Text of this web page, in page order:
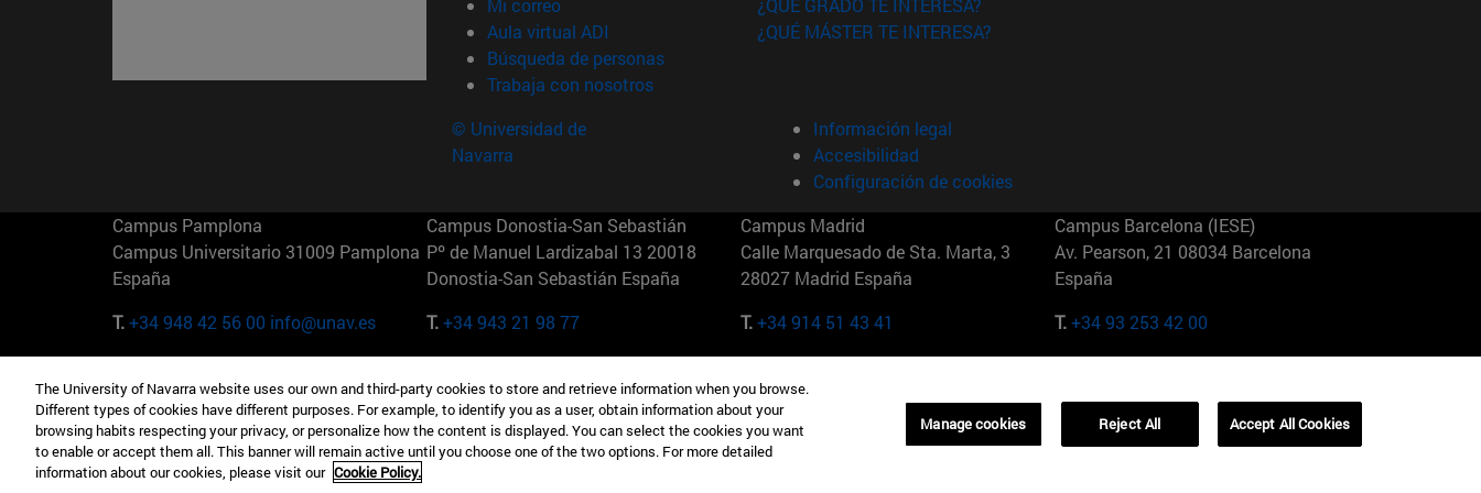
Mi correo
Aula virtual ADI (abre en nueva ventana)
Búsqueda de personas(abre en nueva ventana)
Trabaja con nosotros(abre en nueva ventana)
¿QUÉ GRADO TE INTERESA?
¿QUÉ MÁSTER TE INTERESA?
© Universidad de
Navarra
Información legal
Accesibilidad
Configuración de cookies
Campus Pamplona
Campus Universitario 31009 Pamplona
España
T.+34 948 42 56 00 info@unav.es
Campus Donostia-San Sebastián
Pº de Manuel Lardizabal 13 20018
Donostia-San Sebastián España
T.+34 943 21 98 77
Campus Madrid
Calle Marquesado de Sta. Marta, 3
28027 Madrid España
T.+34 914 51 43 41
Campus Barcelona (IESE)
Av. Pearson, 21 08034 Barcelona
España
T.+34 93 253 42 00
Camino del Cerro Águila 3 28023
Madrid España
T.+34 912 11 30 00
165 W 57th St 10019-2201 Nueva York
EE.UU
T.+1 646 346 8850
Maria-Theresia-Straße 15 81675
Múnich Alemania
T.+49 89 24209790
01321001 Bela Vista Brasil
The University of Navarra website uses our own and third-party cookies to store and retrieve information when you browse.
Different types of cookies have different purposes. For example, to identify you as a user, obtain information about your
browsing habits respecting your privacy, or personalize how the content is displayed. You can select the cookies you want
to enable or accept them all. This banner will remain active until you choose one of the two options. For more detailed
information about our cookies, please visit our Cookie Policy.
Manage cookies Reject All Accept All Cookies